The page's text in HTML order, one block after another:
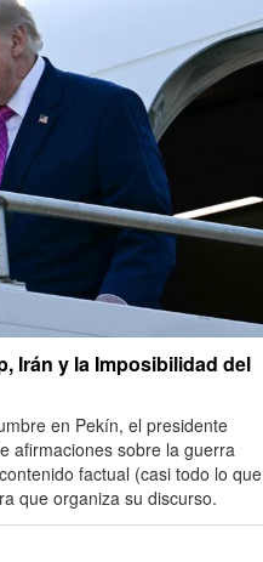
Irán y la Imposibilidad del
en Pekín, el presidente
afirmaciones sobre la guerra
factual (casi todo lo que
que organiza su discurso.